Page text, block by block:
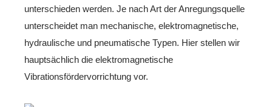
unterschieden werden. Je nach Art der Anregungsquelle
unterscheidet man mechanische, elektromagnetische,
hydraulische und pneumatische Typen. Hier stellen wir
hauptsächlich die elektromagnetische
Vibrationsfördervorrichtung vor.